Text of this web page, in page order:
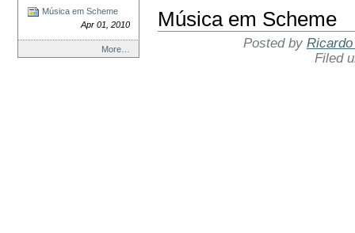
Música em Scheme
Apr 01, 2010
More…
Música em Scheme
Posted by
Filed